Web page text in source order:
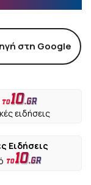
στη Google
ειδήσεις
Ειδήσεις